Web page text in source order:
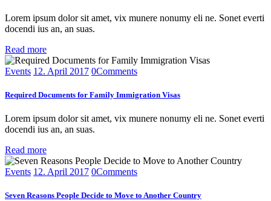
Lorem ipsum dolor sit amet, vix munere nonumy eli ne. Sonet everti
docendi ius an, an suas.
Read more
Events 12. April 2017 0Comments
Required Documents for Family Immigration Visas
Lorem ipsum dolor sit amet, vix munere nonumy eli ne. Sonet everti
docendi ius an, an suas.
Read more
Events 12. April 2017 0Comments
Seven Reasons People Decide to Move to Another Country